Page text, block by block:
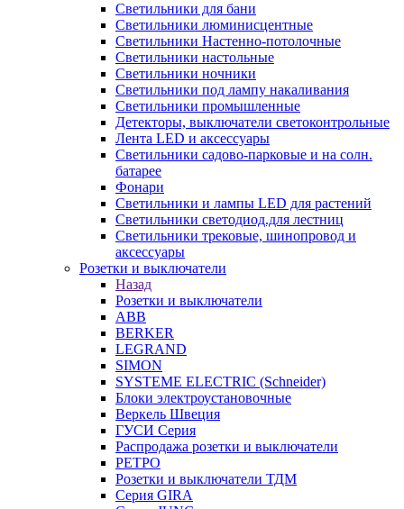
Светильники для бани
Светильники люминисцентные
Светильники Настенно-потолочные
Светильники настольные
Светильники ночники
Светильники под лампу накаливания
Светильники промышленные
Детекторы, выключатели светоконтрольные
Лента LED и аксессуары
Светильники садово-парковые и на солн.
батарее
Фонари
Светильники и лампы LED для растений
Светильники светодиод.для лестниц
Светильники трековые, шинопровод и
аксессуары
Розетки и выключатели
Назад
Розетки и выключатели
ABB
BERKER
LEGRAND
SIMON
SYSTEME ELECTRIC (Schneider)
Блоки электроустановочные
Веркель Швеция
ГУСИ Серия
Распродажа розетки и выключатели
РЕТРО
Розетки и выключатели ТДМ
Серия GIRA